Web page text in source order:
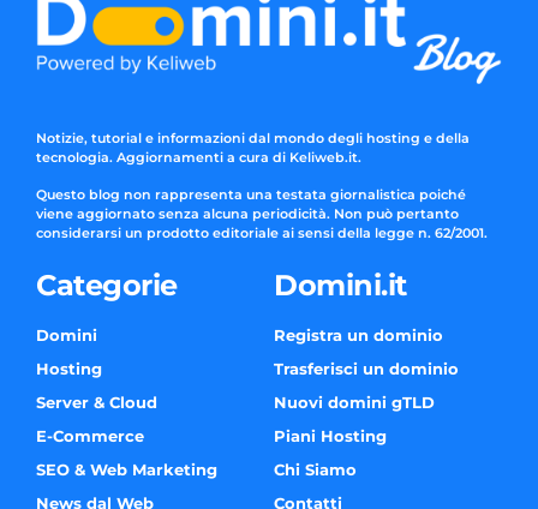
Notizie, tutorial e informazioni dal mondo degli hosting e della
tecnologia. Aggiornamenti a cura di Keliweb.it.
Questo blog non rappresenta una testata giornalistica poiché
viene aggiornato senza alcuna periodicità. Non può pertanto
considerarsi un prodotto editoriale ai sensi della legge n. 62/2001.
Categorie
Domini
Hosting
Server & Cloud
E-Commerce
SEO & Web Marketing
News dal Web
Domini.it
Registra un dominio
Trasferisci un dominio
Nuovi domini gTLD
Piani Hosting
Chi Siamo
Contatti